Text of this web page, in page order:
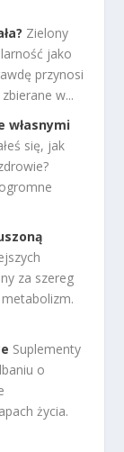
Zielony
jako
przynosi
w...
własnymi
się, jak
za szereg
Suplementy
o
życia.